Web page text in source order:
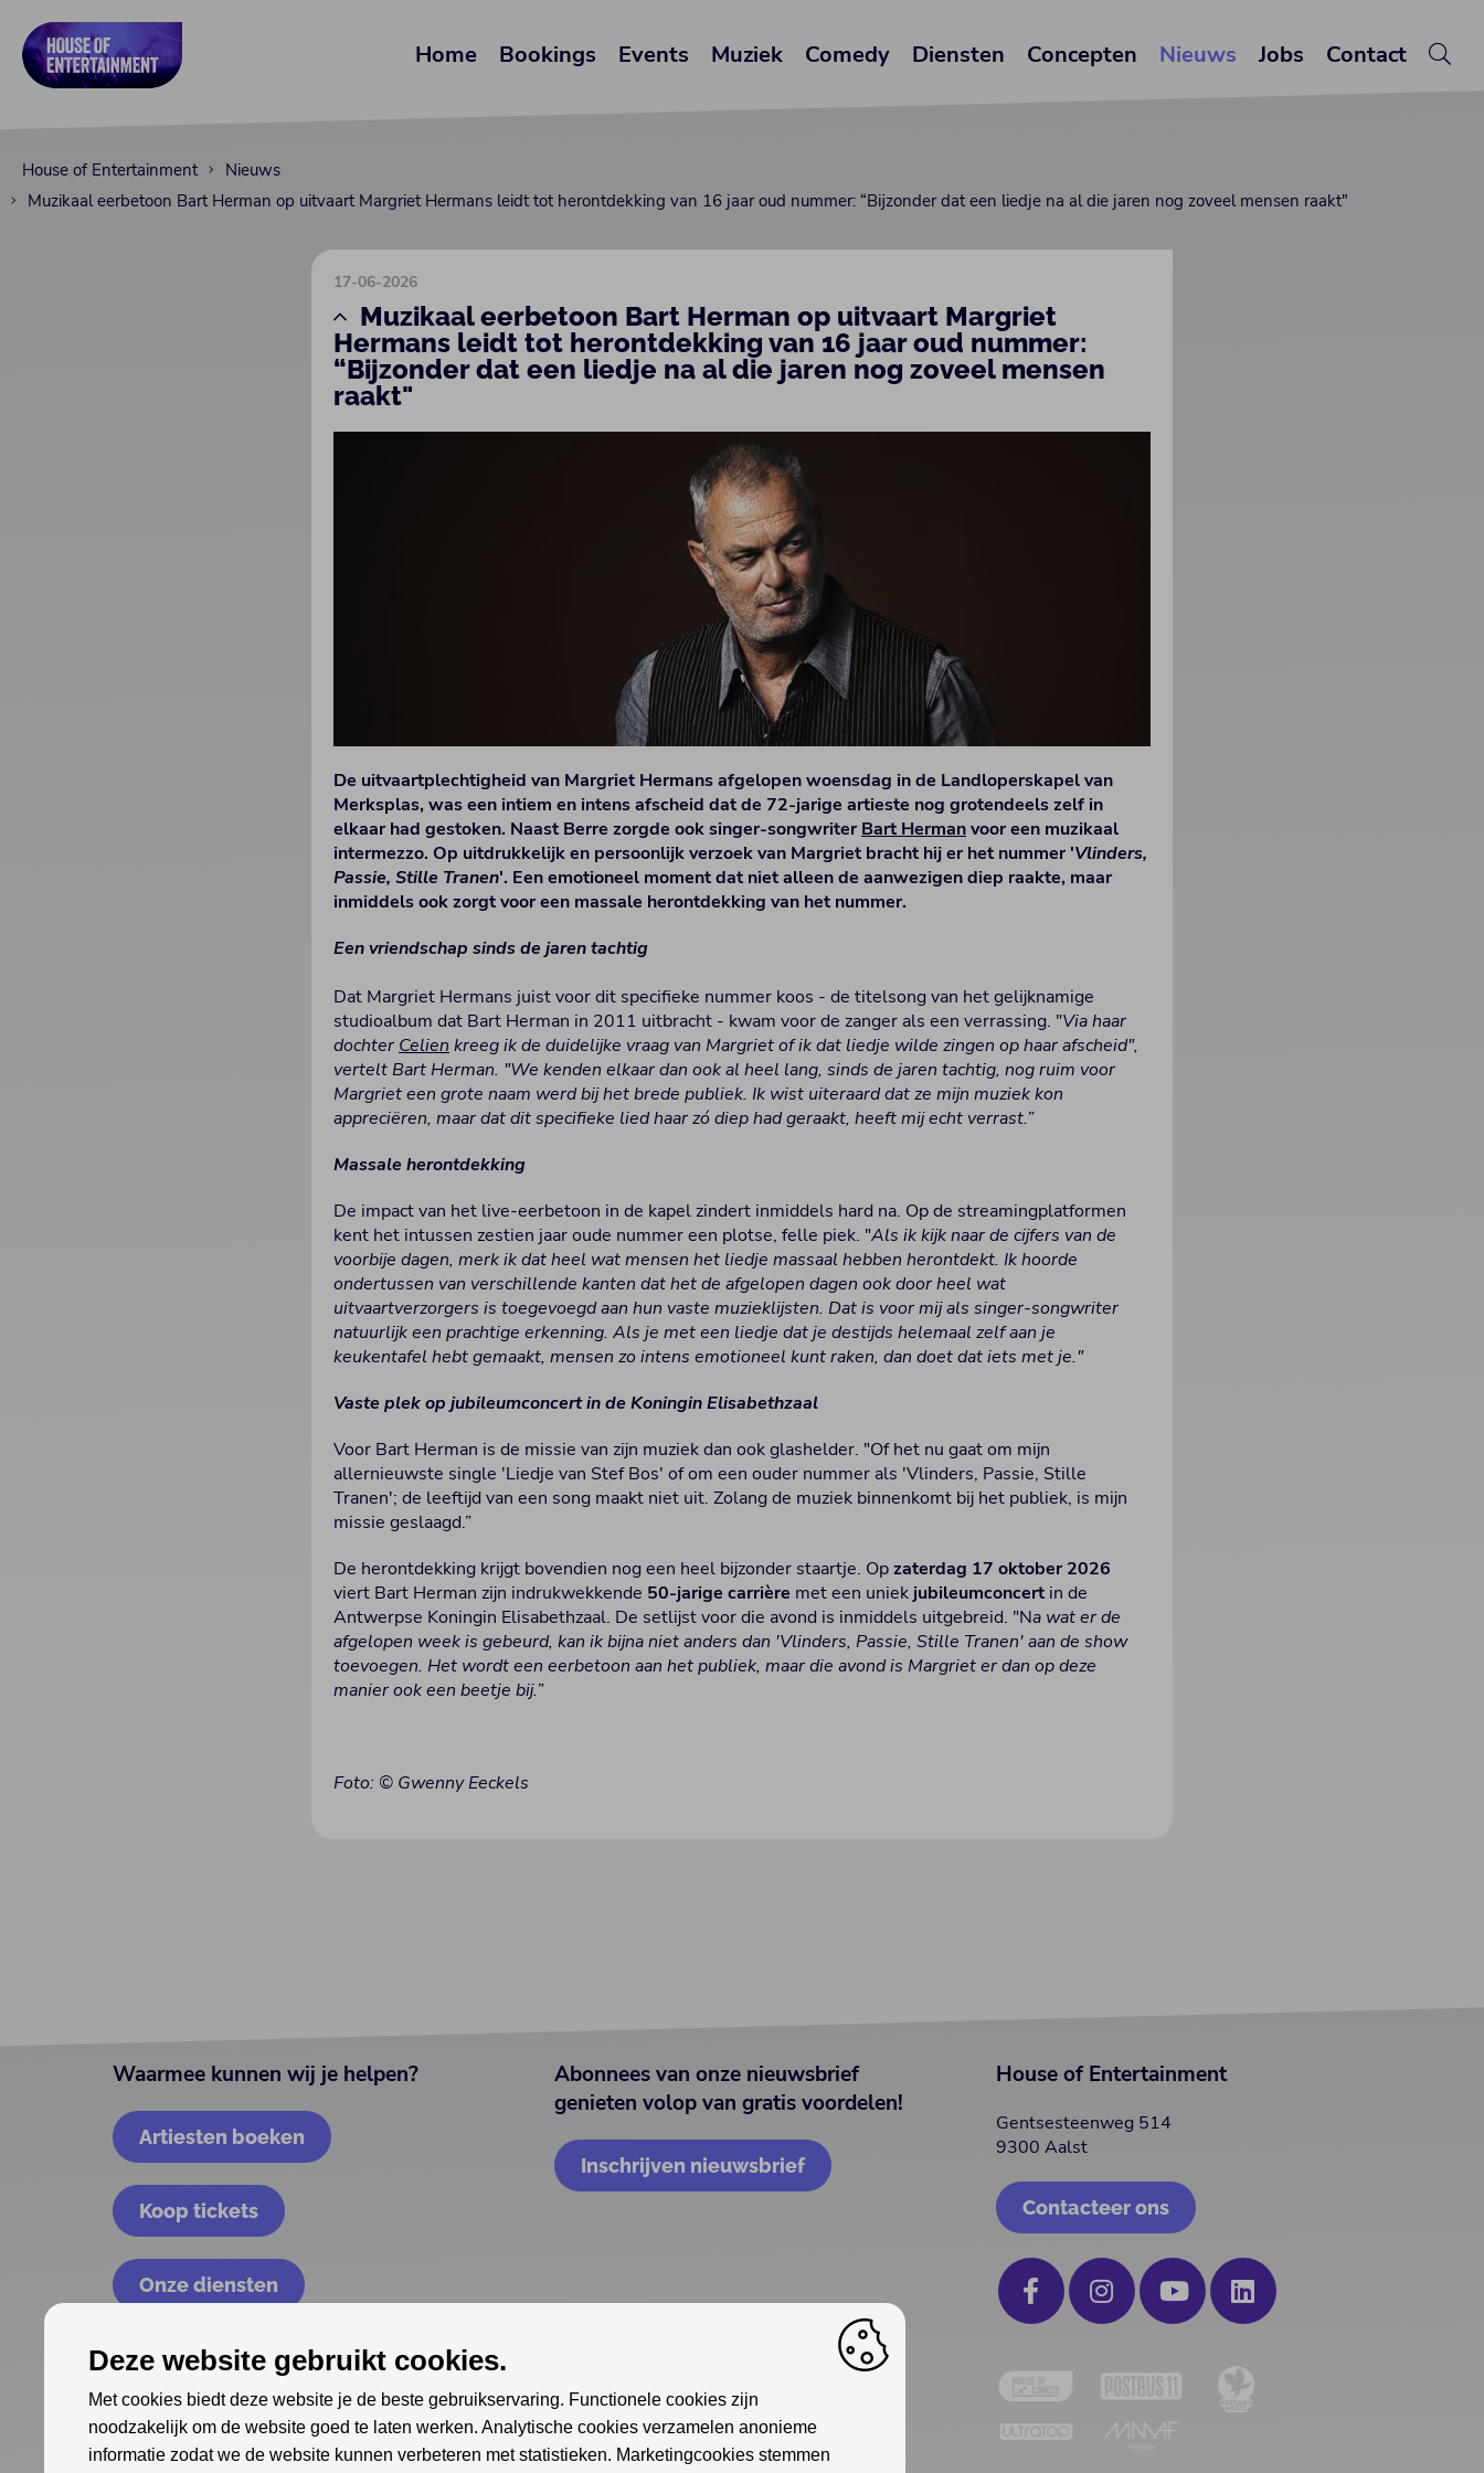
Home Bookings Events Muziek Comedy Diensten Concepten Nieuws Jobs Contact
House of Entertainment
Nieuws
Muzikaal eerbetoon Bart Herman op uitvaart Margriet Hermans leidt tot herontdekking van 16 jaar oud nummer: “Bijzonder dat een liedje na al die jaren nog zoveel mensen raakt"
17-06-2026
Muzikaal eerbetoon Bart Herman op uitvaart Margriet
Hermans leidt tot herontdekking van 16 jaar oud nummer:
“Bijzonder dat een liedje na al die jaren nog zoveel mensen
raakt"
De uitvaartplechtigheid van Margriet Hermans afgelopen woensdag in de Landloperskapel van
Merksplas, was een intiem en intens afscheid dat de 72-jarige artieste nog grotendeels zelf in
elkaar had gestoken. Naast Berre zorgde ook singer-songwriter Bart Hermanvoor een muzikaal
intermezzo. Op uitdrukkelijk en persoonlijk verzoek van Margriet bracht hij er het nummer 'Vlinders,
Passie, Stille Tranen'. Een emotioneel moment dat niet alleen de aanwezigen diep raakte, maar
inmiddels ook zorgt voor een massale herontdekking van het nummer.
Een vriendschap sinds de jaren tachtig
Dat Margriet Hermans juist voor dit specifieke nummer koos - de titelsong van het gelijknamige
studioalbum dat Bart Herman in 2011 uitbracht - kwam voor de zanger als een verrassing. "Via haar
dochter Celien kreeg ik de duidelijke vraag van Margriet of ik dat liedje wilde zingen op haar afscheid",
vertelt Bart Herman. "We kenden elkaar dan ook al heel lang, sinds de jaren tachtig, nog ruim voor
Margriet een grote naam werd bij het brede publiek. Ik wist uiteraard dat ze mijn muziek kon
appreciëren, maar dat dit specifieke lied haar zó diep had geraakt, heeft mij echt verrast.”
Massale herontdekking
De impact van het live-eerbetoon in de kapel zindert inmiddels hard na. Op de streamingplatformen
kent het intussen zestien jaar oude nummer een plotse, felle piek. "Als ik kijk naar de cijfers van de
voorbije dagen, merk ik dat heel wat mensen het liedje massaal hebben herontdekt. Ik hoorde
ondertussen van verschillende kanten dat het de afgelopen dagen ook door heel wat
uitvaartverzorgers is toegevoegd aan hun vaste muzieklijsten. Dat is voor mij als singer-songwriter
natuurlijk een prachtige erkenning. Als je met een liedje dat je destijds helemaal zelf aan je
keukentafel hebt gemaakt, mensen zo intens emotioneel kunt raken, dan doet dat iets met je."
Vaste plek op jubileumconcert in de Koningin Elisabethzaal
Voor Bart Herman is de missie van zijn muziek dan ook glashelder. "Of het nu gaat om mijn
allernieuwste single 'Liedje van Stef Bos' of om een ouder nummer als 'Vlinders, Passie, Stille
Tranen'; de leeftijd van een song maakt niet uit. Zolang de muziek binnenkomt bij het publiek, is mijn
missie geslaagd.”
De herontdekking krijgt bovendien nog een heel bijzonder staartje. Opzaterdag 17 oktober 2026
viert Bart Herman zijn indrukwekkende 50-jarige carrière met een uniek jubileumconcert in de
Antwerpse Koningin Elisabethzaal. De setlijst voor die avond is inmiddels uitgebreid. "Na wat er de
afgelopen week is gebeurd, kan ik bijna niet anders dan 'Vlinders, Passie, Stille Tranen' aan de show
toevoegen. Het wordt een eerbetoon aan het publiek, maar die avond is Margriet er dan op deze
manier ook een beetje bij.”
Foto: © Gwenny Eeckels
Waarmee kunnen wij je helpen?
Artiesten boeken
Koop tickets
Onze diensten
Abonnees van onze nieuwsbrief
genieten volop van gratis voordelen!
Inschrijven nieuwsbrief
House of Entertainment
Gentsesteenweg 514
9300 Aalst
Contacteer ons
Deze website gebruikt cookies.
Met cookies biedt deze website je de beste gebruikservaring. Functionele cookies zijn
noodzakelijk om de website goed te laten werken. Analytische cookies verzamelen anonieme
informatie zodat we de website kunnen verbeteren met statistieken. Marketingcookies stemmen